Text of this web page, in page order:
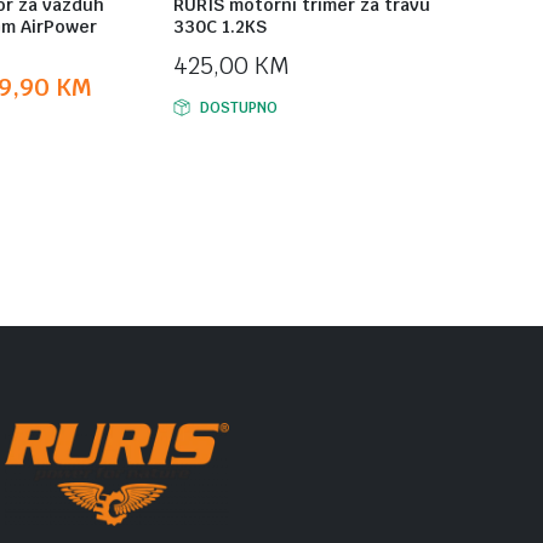
za vazduh
AirPower
KM
RURIS motorni trimer za travu
330C 1.2KS
425,00 KM
DOSTUPNO